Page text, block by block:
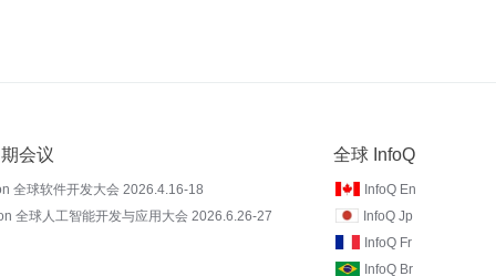
会议
全球软件开发大会 2026.4.16-18
全球人工智能开发与应用大会 2026.6.26-27
全球 InfoQ
InfoQ En
InfoQ Jp
InfoQ Fr
InfoQ Br